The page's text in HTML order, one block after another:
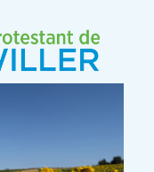
Consistoire
de
Bouxwiller